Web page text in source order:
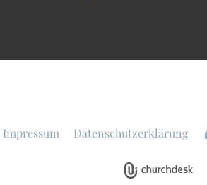
Impressum Datenschutzerklärung